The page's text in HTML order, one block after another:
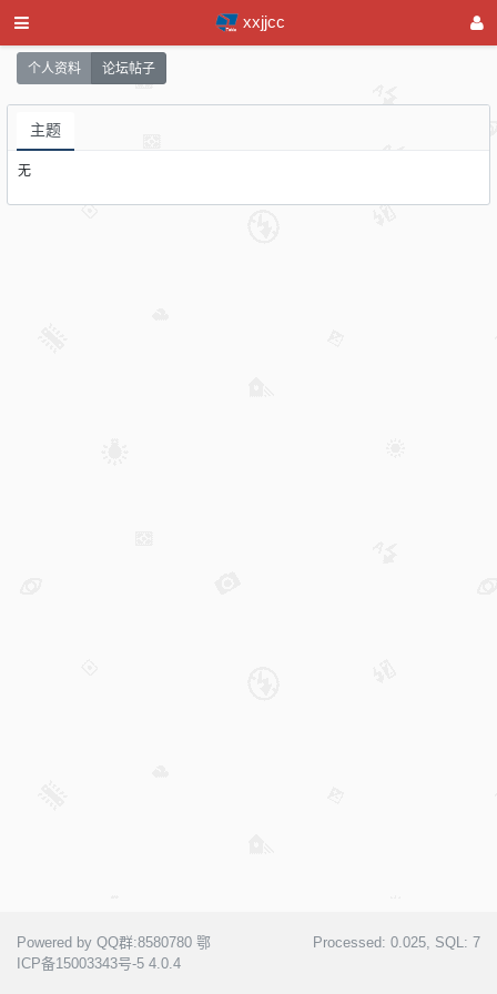
xxjjcc
个人资料 论坛帖子
主题
无
Powered by QQ群:8580780 鄂
ICP备15003343号-5 4.0.4
Processed: 0.025, SQL: 7